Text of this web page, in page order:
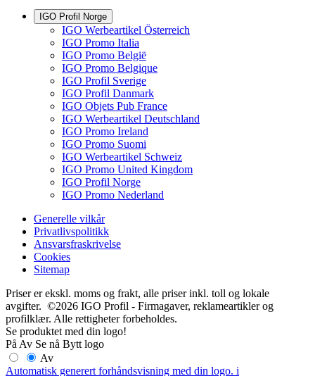
IGO Profil Norge
IGO Werbeartikel Österreich
IGO Promo Italia
IGO Promo België
IGO Promo Belgique
IGO Profil Sverige
IGO Profil Danmark
IGO Objets Pub France
IGO Werbeartikel Deutschland
IGO Promo Ireland
IGO Promo Suomi
IGO Werbeartikel Schweiz
IGO Promo United Kingdom
IGO Profil Norge
IGO Promo Nederland
Generelle vilkår
Privatlivspolitikk
Ansvarsfraskrivelse
Cookies
Sitemap
Priser er ekskl. moms og frakt, alle priser inkl. toll og lokale
avgifter. ©2026 IGO Profil - Firmagaver, reklameartikler og
profilklær. Alle rettigheter forbeholdes.
Se produktet med din logo!
På Av Se nå Bytt logo
Av
Automatisk generert forhåndsvisning med din logo. i